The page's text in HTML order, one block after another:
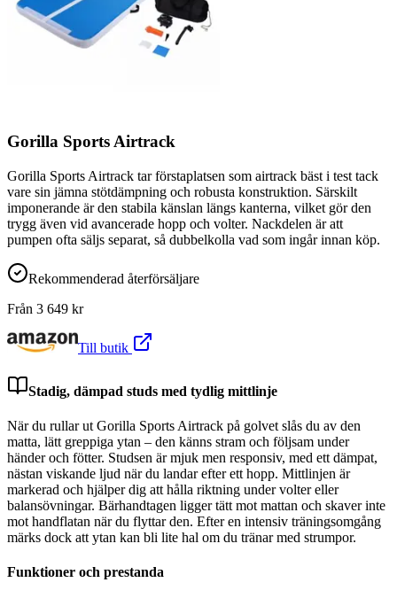
Gorilla Sports Airtrack
Gorilla Sports Airtrack tar förstaplatsen som airtrack bäst i test tack
vare sin jämna stötdämpning och robusta konstruktion. Särskilt
imponerande är den stabila känslan längs kanterna, vilket gör den
trygg även vid avancerade hopp och volter. Nackdelen är att
pumpen ofta säljs separat, så dubbelkolla vad som ingår innan köp.
Rekommenderad återförsäljare
Från 3 649 kr
Till butik
Stadig, dämpad studs med tydlig mittlinje
När du rullar ut Gorilla Sports Airtrack på golvet slås du av den
matta, lätt greppiga ytan – den känns stram och följsam under
händer och fötter. Studsen är mjuk men responsiv, med ett dämpat,
nästan viskande ljud när du landar efter ett hopp. Mittlinjen är
markerad och hjälper dig att hålla riktning under volter eller
balansövningar. Bärhandtagen ligger tätt mot mattan och skaver inte
mot handflatan när du flyttar den. Efter en intensiv träningsomgång
märks dock att ytan kan bli lite hal om du tränar med strumpor.
Funktioner och prestanda